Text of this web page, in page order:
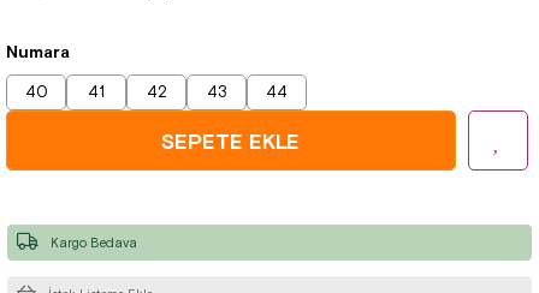
Numara
40 41 42 43 44
Kargo Bedava